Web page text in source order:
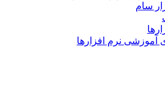
سام
آموزشی نرم افزارها